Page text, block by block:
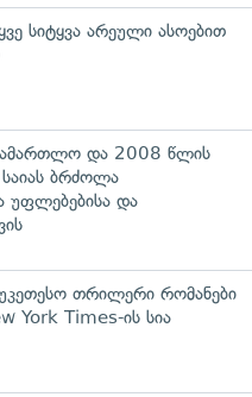
სიტყვა არეული ასოებით
და 2008 წლის
ბრძოლა
და
თრილერი რომანები
York Times-ის სია